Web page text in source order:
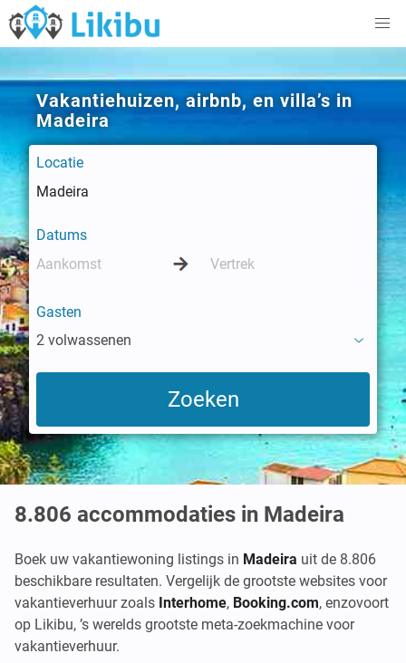
Vakantiehuizen, airbnb, en villa’s in
Madeira
Locatie
Datums
Gasten
2 volwassenen
8.806 accommodaties in Madeira
Boek uw vakantiewoning listings in Madeira uit de 8.806
beschikbare resultaten. Vergelijk de grootste websites voor
vakantieverhuur zoals Interhome, Booking.com, enzovoort
op Likibu, ’s werelds grootste meta-zoekmachine voor
vakantieverhuur.